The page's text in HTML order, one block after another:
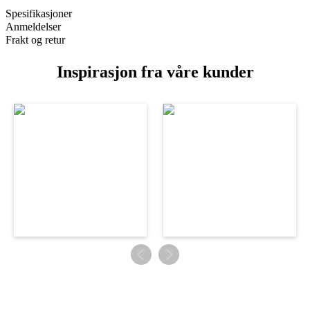
Spesifikasjoner
Anmeldelser
Frakt og retur
Inspirasjon fra våre kunder